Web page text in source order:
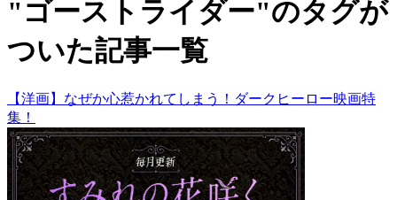
"ゴーストライダー"のタグが
ついた記事一覧
【洋画】なぜか心惹かれてしまう！ダークヒーロー映画特
集！